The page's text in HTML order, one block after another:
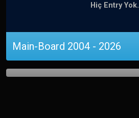
Hiç Entry Yok.
Main-Board 2004 - 2026